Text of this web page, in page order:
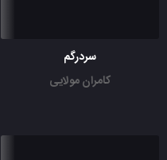
سردرگم
کامران مولایی